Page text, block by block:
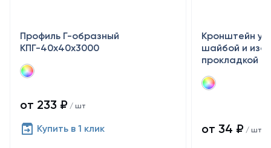
Профиль Г-образный
КПГ-40х40х3000
от 233 ₽ / шт
Купить в 1 клик
Кронштейн
шайбой и
прокладкой
от 34 ₽ / шт